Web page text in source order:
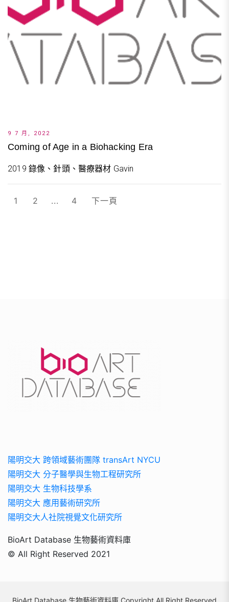
9 7 月, 2022
Coming of Age in a Biohacking Era
2019 錄像、針頭、醫療器材 Gavin
文
1 2 ... 4 下一頁
陽明交大 跨領域藝術團隊 transArt NYCU
陽明交大 分子醫學與生物工程研究所
陽明交大 生物科技學系
陽明交大 應用藝術研究所
陽明交大人社院視覺文化研究所
BioArt Database 生物藝術資料庫
© All Right Reserved 2021
BioArt Database 生物藝術資料庫 Copyright All Right Reserved